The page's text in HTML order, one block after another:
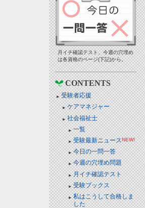
月イチ確認テスト、今週の穴埋め
は各資格のページ(下記)から。
CONTENTS
受験者応援
ケアマネジャー
社会福祉士
一覧
受験最新ニュースNEW!
今日の一問一答
今週の穴埋め問題
月イチ確認テスト
受験ブックス
私はこうして合格しま
した